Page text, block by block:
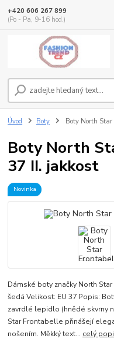
+420 606 267 899
(Po - Pa, 9-16 hod.)
Úvod Boty Boty North
Boty North
37 II. jakkost
Novinka
Dámské boty značky North
šedá Velikost: EU 37 Popis:
zavrdlé lepidlo (hnědé skvrny
Star Frontabelle přinášejí
nošením. Měkký text... celý